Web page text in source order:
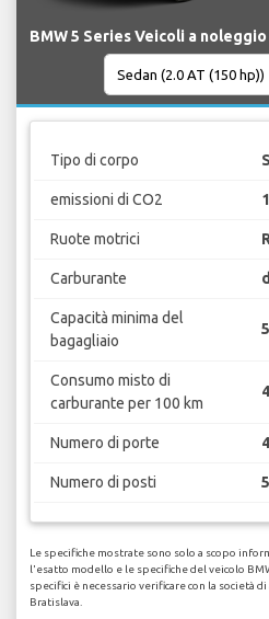
BMW 5 Series Veicoli a
Tipo di corpo
emissioni di CO2
Ruote motrici
Carburante
Capacità minima del
bagagliaio
Consumo misto di
carburante per 100 km
Numero di porte 4
Numero di posti 5
Le specifiche mostrate sono solo a scopo
l'esatto modello e le specifiche del veicolo
specifici è necessario verificare con la società
Bratislava.